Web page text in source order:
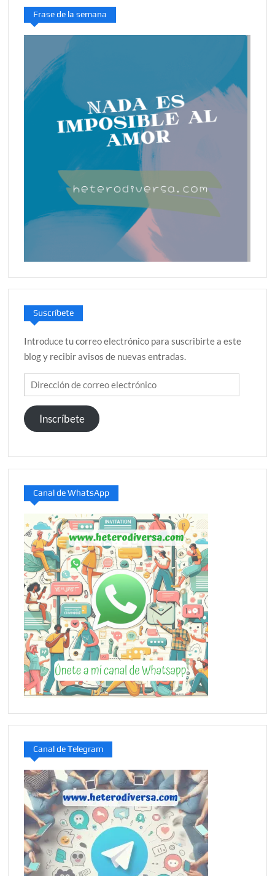
Frase de la semana
Suscríbete
Introduce tu correo electrónico para suscribirte a este
blog y recibir avisos de nuevas entradas.
Dirección
de
correo
electrónico
Inscríbete
Canal de WhatsApp
Canal de Telegram